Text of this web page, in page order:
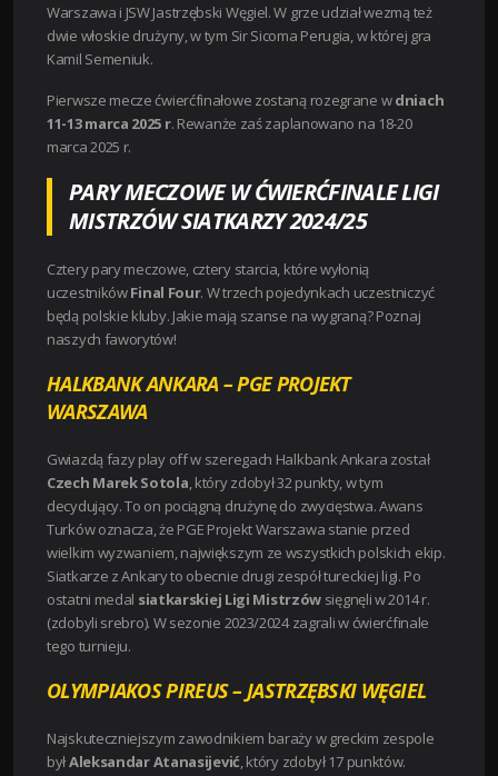
Warszawa i JSW Jastrzębski Węgiel. W grze udział wezmą też
dwie włoskie drużyny, w tym Sir Sicoma Perugia, w której gra
Kamil Semeniuk.
Pierwsze mecze ćwierćfinałowe zostaną rozegrane wdniach
11-13 marca 2025 r. Rewanże zaś zaplanowano na 18-20
marca 2025 r.
PARY MECZOWE W ĆWIERĆFINALE LIGI
MISTRZÓW SIATKARZY 2024/25
Cztery pary meczowe, cztery starcia, które wyłonią
uczestnikówFinal Four. W trzech pojedynkach uczestniczyć
będą polskie kluby. Jakie mają szanse na wygraną? Poznaj
naszych faworytów!
HALKBANK ANKARA – PGE PROJEKT
WARSZAWA
Gwiazdą fazy play off w szeregach Halkbank Ankara został
Czech Marek Sotola, który zdobył 32 punkty, w tym
decydujący. To on pociągną drużynę do zwycięstwa. Awans
Turków oznacza, że PGE Projekt Warszawa stanie przed
wielkim wyzwaniem, największym ze wszystkich polskich ekip.
Siatkarze z Ankary to obecnie drugi zespół tureckiej ligi. Po
ostatni medal siatkarskiej Ligi Mistrzów sięgnęli w 2014 r.
(zdobyli srebro). W sezonie 2023/2024 zagrali w ćwierćfinale
tego turnieju.
OLYMPIAKOS PIREUS – JASTRZĘBSKI WĘGIEL
Najskuteczniejszym zawodnikiem baraży w greckim zespole
byłAleksandar Atanasijević, który zdobył 17 punktów.